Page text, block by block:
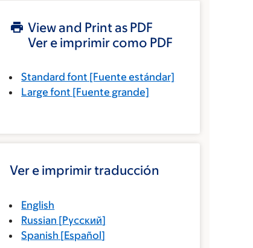
View and Print as PDF
Ver e imprimir como PDF
Standard font [Fuente estándar]
Large font [Fuente grande]
Ver e imprimir traducción
English
Russian [Русский]
Spanish [Español]